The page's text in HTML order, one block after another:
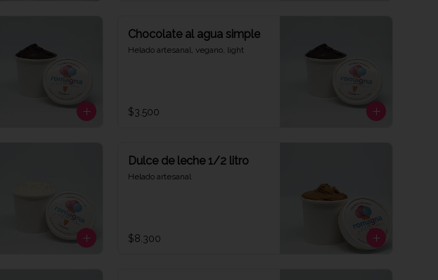
Chocolate al agua simple
Helado artesanal, vegano, light
$3.500
Dulce de leche 1/2 litro
Helado artesanal
$8.300